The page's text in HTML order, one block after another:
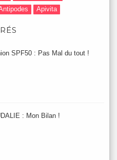
Apivita
AUTOMNE 2012
Bioderma
Bioeffect
SPF50 : Pas Mal du tout !
: Mon Bilan !